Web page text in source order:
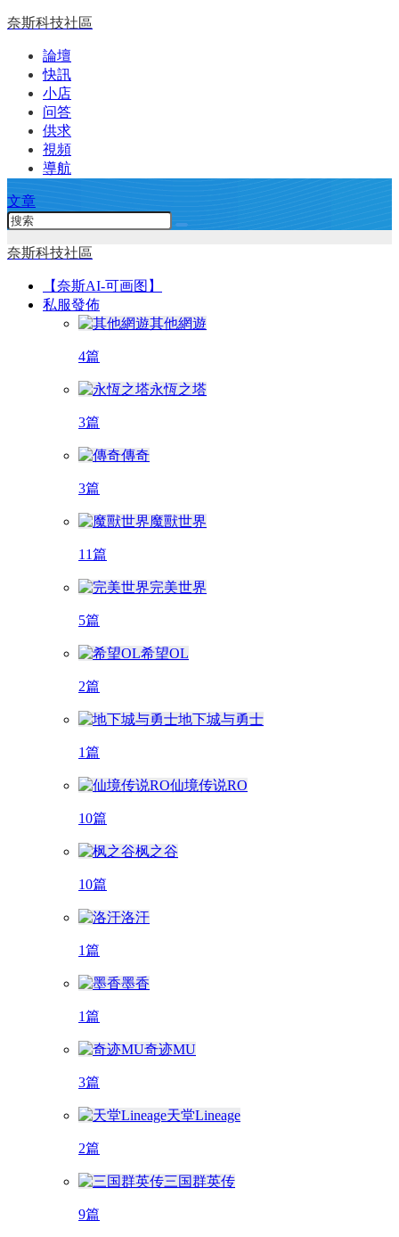
奈斯科技社區
論壇
快訊
小店
问答
供求
視頻
導航
文章
奈斯科技社區
【奈斯AI-可画图】
私服發佈
其他網遊
4篇
永恆之塔
3篇
傳奇
3篇
魔獸世界
11篇
完美世界
5篇
希望OL
2篇
地下城与勇士
1篇
仙境传说RO
10篇
枫之谷
10篇
洛汗
1篇
墨香
1篇
奇迹MU
3篇
天堂Lineage
2篇
三国群英传
9篇